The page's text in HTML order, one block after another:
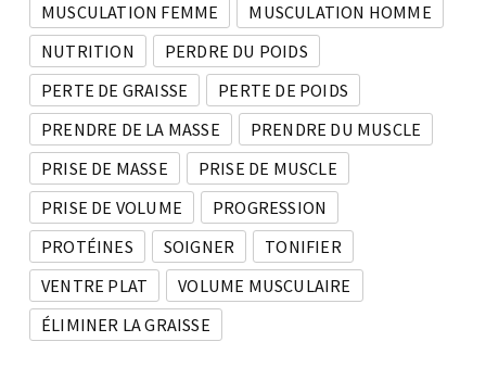
MUSCULATION FEMME
MUSCULATION HOMME
NUTRITION
PERDRE DU POIDS
PERTE DE GRAISSE
PERTE DE POIDS
PRENDRE DE LA MASSE
PRENDRE DU MUSCLE
PRISE DE MASSE
PRISE DE MUSCLE
PRISE DE VOLUME
PROGRESSION
PROTÉINES
SOIGNER
TONIFIER
VENTRE PLAT
VOLUME MUSCULAIRE
ÉLIMINER LA GRAISSE